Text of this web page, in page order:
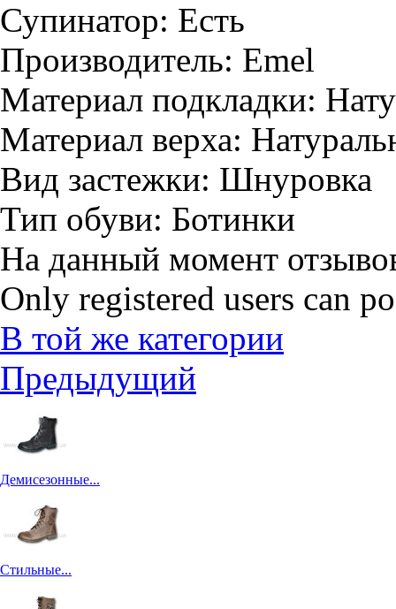
Супинатор: Есть
Производитель: Emel
Материал подкладки:
Материал верха:
Вид застежки: Шнуровка
Тип обуви: Ботинки
На данный момент
Only registered users can
В той же категории
Предыдущий
Демисезонные...
Стильные...